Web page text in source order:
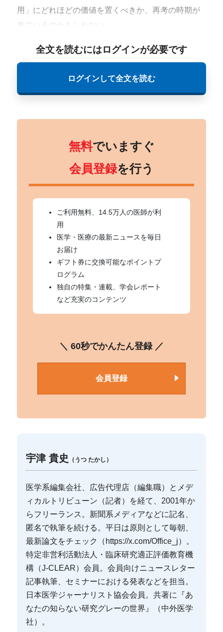
用」にどれほどの価値を置くべきか、再考の時期が
来ているのかもしれない。
全文を読むにはログインが必要です
ログインして全文を読む
無料でいますぐ
会員登録を行う
ご利用無料、14.5万人の医師が利
用
医学・医療の最新ニュースを毎日
お届け
ギフト券に交換可能なポイントプ
ログラム
独自の特集・連載、学会レポート
など充実のコンテンツ
＼ 60秒でかんたん登録 ／
会員登録
宇津 貴史 （うつ たかし）
医学系編集会社、広告代理店（編集職）とメデ
ィカルトリビューン（記者）を経て、2001年か
らフリーランス。新聞系メディアなどに記名、
匿名で執筆を続ける。平日は原則として毎朝、
最新論文をチェック（https://x.com/Office_j）。
特定非営利活動法人・臨床研究適正評価教育機
構（J-CLEAR）会員。会員向けニュースレター
記事執筆、セミナーにおける発表などを担当。
日本医学ジャーナリスト協会会員。共著に『あ
なたの知らない研究グレーの世界』（中外医学
社）。